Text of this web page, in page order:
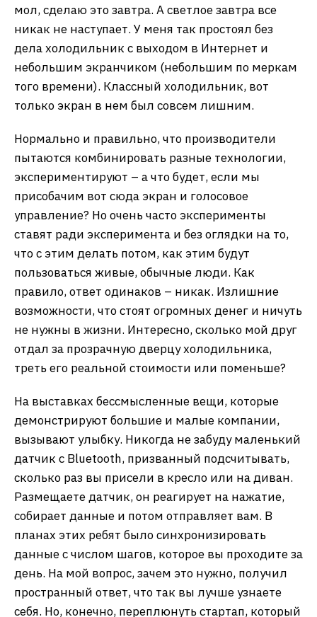
мол, сделаю это завтра. А светлое завтра все
никак не наступает. У меня так простоял без
дела холодильник с выходом в Интернет и
небольшим экранчиком (небольшим по меркам
того времени). Классный холодильник, вот
только экран в нем был совсем лишним.
Нормально и правильно, что производители
пытаются комбинировать разные технологии,
экспериментируют – а что будет, если мы
присобачим вот сюда экран и голосовое
управление? Но очень часто эксперименты
ставят ради эксперимента и без оглядки на то,
что с этим делать потом, как этим будут
пользоваться живые, обычные люди. Как
правило, ответ одинаков – никак. Излишние
возможности, что стоят огромных денег и ничуть
не нужны в жизни. Интересно, сколько мой друг
отдал за прозрачную дверцу холодильника,
треть его реальной стоимости или поменьше?
На выставках бессмысленные вещи, которые
демонстрируют большие и малые компании,
вызывают улыбку. Никогда не забуду маленький
датчик с Bluetooth, призванный подсчитывать,
сколько раз вы присели в кресло или на диван.
Размещаете датчик, он реагирует на нажатие,
собирает данные и потом отправляет вам. В
планах этих ребят было синхронизировать
данные с числом шагов, которое вы проходите за
день. На мой вопрос, зачем это нужно, получил
пространный ответ, что так вы лучше узнаете
себя. Но, конечно, переплюнуть стартап, который